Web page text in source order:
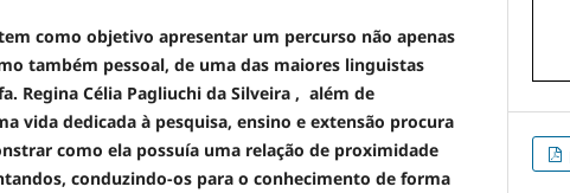
como objetivo apresentar um percurso não apenas
também pessoal, de uma das maiores linguistas
Regina Célia Pagliuchi da Silveira , além de
vida dedicada à pesquisa, ensino e extensão procura
como ela possuía uma relação de proximidade
conduzindo-os para o conhecimento de forma